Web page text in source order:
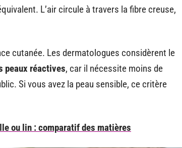
L’air circule à travers la fibre creuse,
cutanée. Les dermatologues considèrent le
peaux réactives, car il nécessite moins de
Si vous avez la peau sensible, ce critère
ou lin : comparatif des matières